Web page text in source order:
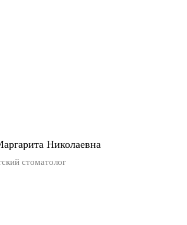
Николаевна
стоматолог